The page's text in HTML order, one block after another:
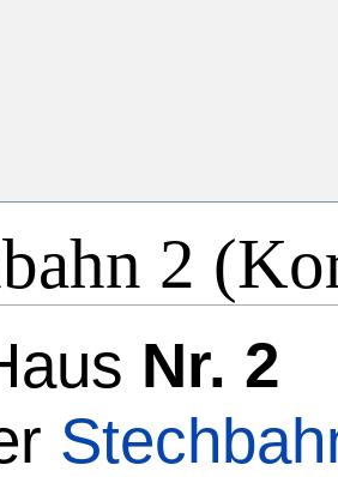
2
Nr. 2